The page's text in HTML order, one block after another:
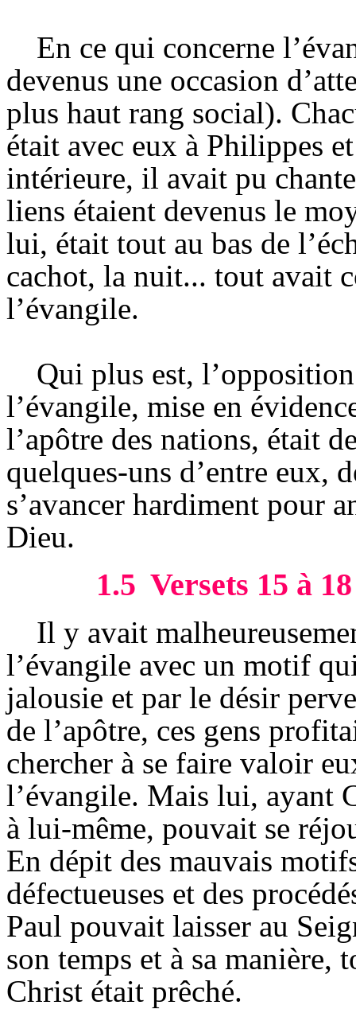
En ce qui concerne
devenus une occasion
plus haut rang social).
était avec eux à Philippes
intérieure, il avait pu
liens étaient devenus le
lui, était tout au bas de
cachot, la nuit... tout avait
l’évangile.
Qui plus est,
l’évangile, mise en
l’apôtre des nations, était
quelques-uns d’entre eux,
s’avancer hardiment pour
Dieu.
1.5 Versets 15 à 18
Il y avait
l’évangile avec un motif
jalousie et par le désir
de l’apôtre, ces gens
chercher à se faire valoir
l’évangile. Mais lui, ayant
à lui-même, pouvait se
En dépit des mauvais
défectueuses et des
Paul pouvait laisser au
son temps et à sa manière,
Christ était prêché.